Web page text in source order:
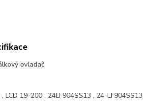
ovladač
LCD 19-200 , 24LF904SS13 , 24-LF904SS13